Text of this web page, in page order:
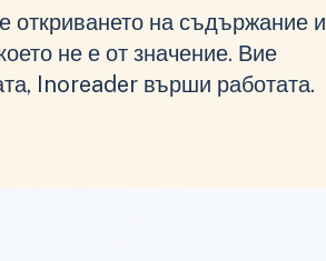
откриването на съдържание и
не е от значение. Вие
Inoreader върши работата.